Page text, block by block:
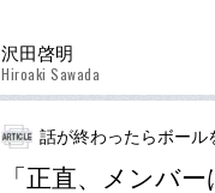
沢田啓明
Hiroaki Sawada
話が終わったらボール
「正直、メンバ